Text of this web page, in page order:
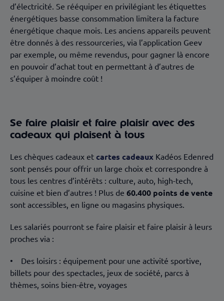
d’électricité. Se rééquiper en privilégiant les étiquettes
énergétiques basse consommation limitera la facture
énergétique chaque mois. Les anciens appareils peuvent
être donnés à des ressourceries, via l’application Geev
par exemple, ou même revendus, pour gagner là encore
en pouvoir d’achat tout en permettant à d’autres de
s’équiper à moindre coût !
Se faire plaisir et faire plaisir avec des
cadeaux qui plaisent à tous
Les chèques cadeaux et cartes cadeaux Kadéos Edenred
sont pensés pour offrir un large choix et correspondre à
tous les centres d’intérêts : culture, auto, high-tech,
cuisine et bien d’autres ! Plus de 60.400 points de vente
sont accessibles, en ligne ou magasins physiques.
Les salariés pourront se faire plaisir et faire plaisir à leurs
proches via :
• Des loisirs : équipement pour une activité sportive,
billets pour des spectacles, jeux de société, parcs à
thèmes, soins bien-être, voyages